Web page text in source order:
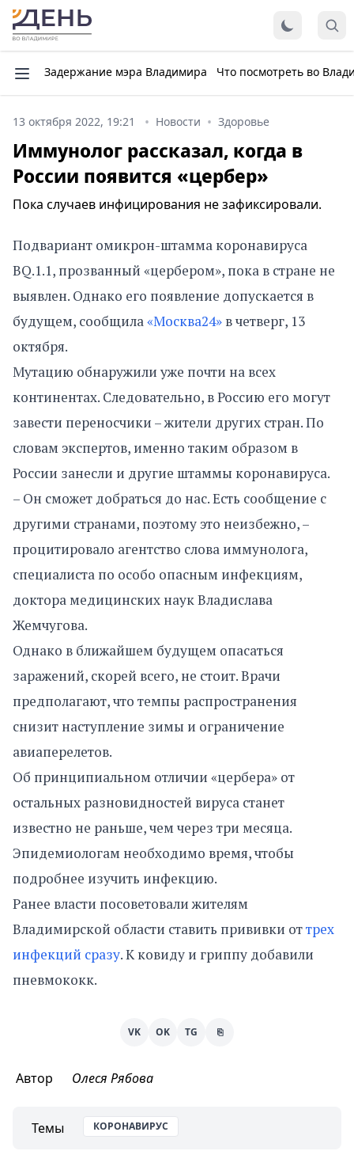
Задержание мэра Владимира Что посмотреть во
13 октября 2022, 19:21 Новости Здоровье
Иммунолог рассказал, когда в
России появится «цербер»
Пока случаев инфицирования не зафиксировали.
Подвариант омикрон-штамма коронавируса
BQ.1.1, прозванный «цербером», пока в стране не
выявлен. Однако его появление допускается в
будущем, сообщила«Москва24» в четверг, 13
октября.
Мутацию обнаружили уже почти на всех
континентах. Следовательно, в Россию его могут
завести переносчики – жители других стран. По
словам экспертов, именно таким образом в
России занесли и другие штаммы коронавируса.
– Он сможет добраться до нас. Есть сообщение с
другими странами, поэтому это неизбежно, –
процитировало агентство слова иммунолога,
специалиста по особо опасным инфекциям,
доктора медицинских наук Владислава
Жемчугова.
Однако в ближайшем будущем опасаться
заражений, скорей всего, не стоит. Врачи
предполагают, что темпы распространения
снизит наступление зимы и ограничение
авиаперелетов.
Об принципиальном отличии «цербера» от
остальных разновидностей вируса станет
известно не раньше, чем через три месяца.
Эпидемиологам необходимо время, чтобы
подробнее изучить инфекцию.
Ранее власти посоветовали жителям
Владимирской области ставить прививки оттрех
инфекций сразу. К ковиду и гриппу добавили
пневмококк.
VK OK TG ⎘
Автор Олеся Рябова
Темы КОРОНАВИРУС